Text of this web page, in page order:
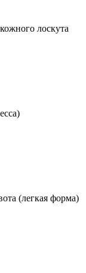
лоскута
(легкая форма)